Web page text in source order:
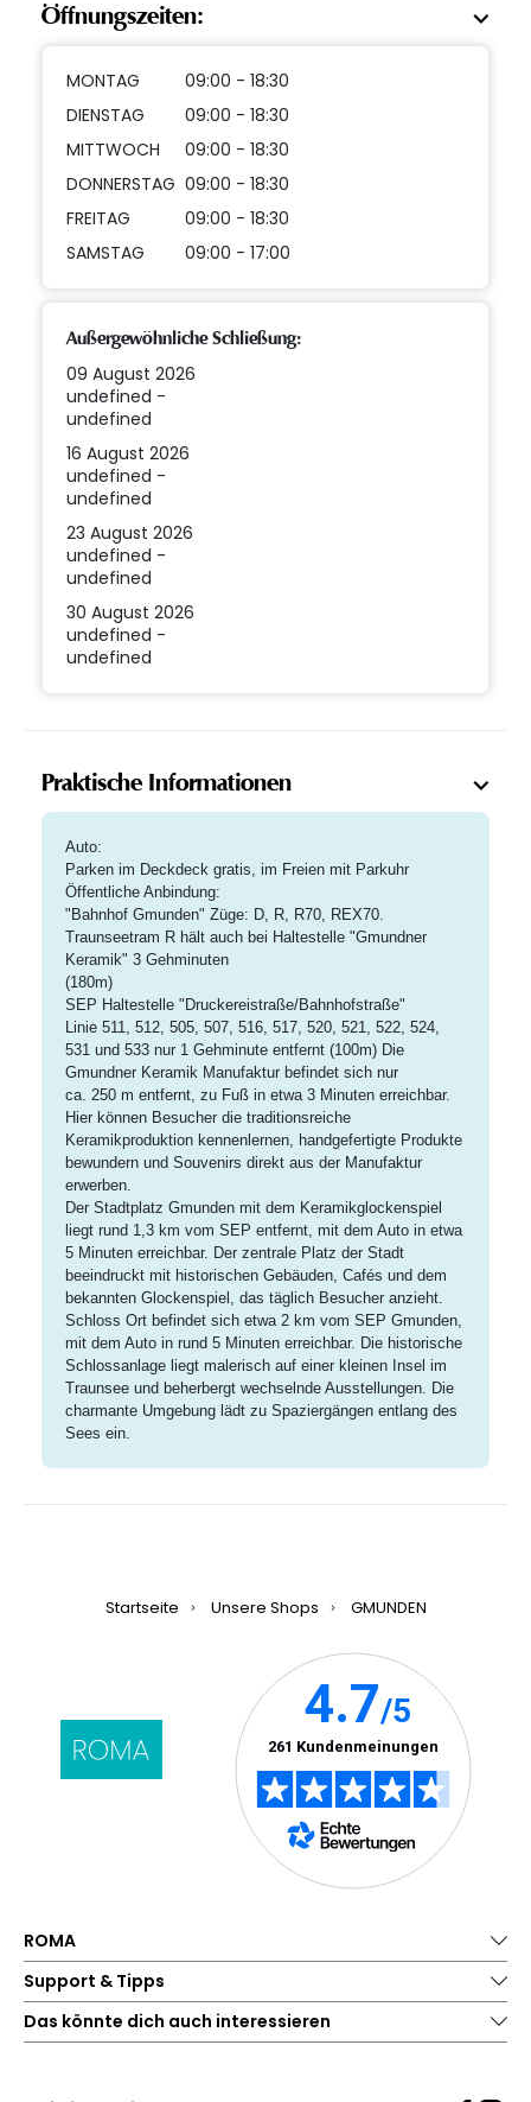
Öffnungszeiten:
MONTAG
09:00 - 18:30
DIENSTAG
09:00 - 18:30
MITTWOCH
09:00 - 18:30
DONNERSTAG 09:00 - 18:30
FREITAG
09:00 - 18:30
SAMSTAG
09:00 - 17:00
Außergewöhnliche Schließung:
09 August 2026
undefined -
undefined
16 August 2026
undefined -
undefined
23 August 2026
undefined -
undefined
30 August 2026
undefined -
undefined
Praktische Informationen
Auto:
Parken im Deckdeck gratis, im Freien mit Parkuhr
Öffentliche Anbindung:
"Bahnhof Gmunden" Züge: D, R, R70, REX70.
Traunseetram R hält auch bei Haltestelle "Gmundner
Keramik" 3 Gehminuten
(180m)
SEP Haltestelle "Druckereistraße/Bahnhofstraße"
Linie 511, 512, 505, 507, 516, 517, 520, 521, 522, 524,
531 und 533 nur 1 Gehminute entfernt (100m) Die
Gmundner Keramik Manufaktur befindet sich nur
ca. 250 m entfernt, zu Fuß in etwa 3 Minuten erreichbar.
Hier können Besucher die traditionsreiche
Keramikproduktion kennenlernen, handgefertigte Produkte
bewundern und Souvenirs direkt aus der Manufaktur
erwerben.
Der Stadtplatz Gmunden mit dem Keramikglockenspiel
liegt rund 1,3 km vom SEP entfernt, mit dem Auto in etwa
5 Minuten erreichbar. Der zentrale Platz der Stadt
beeindruckt mit historischen Gebäuden, Cafés und dem
bekannten Glockenspiel, das täglich Besucher anzieht.
Schloss Ort befindet sich etwa 2 km vom SEP Gmunden,
mit dem Auto in rund 5 Minuten erreichbar. Die historische
Schlossanlage liegt malerisch auf einer kleinen Insel im
Traunsee und beherbergt wechselnde Ausstellungen. Die
charmante Umgebung lädt zu Spaziergängen entlang des
Sees ein.
Startseite Unsere Shops GMUNDEN
ROMA
Support & Tipps
Das könnte dich auch interessieren